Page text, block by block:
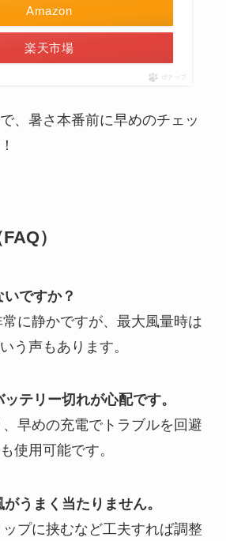
Amazon
楽天市場
ポチップ
、暑さ本番前に早めのチェッ
）
ですか？
に静かですが、最大風量時は
う声もあります。
テリー切れが心配です。
早めの充電でトラブルを回避
使用可能です。
うまく当たりません。
プに挟むなど工夫すれば調整